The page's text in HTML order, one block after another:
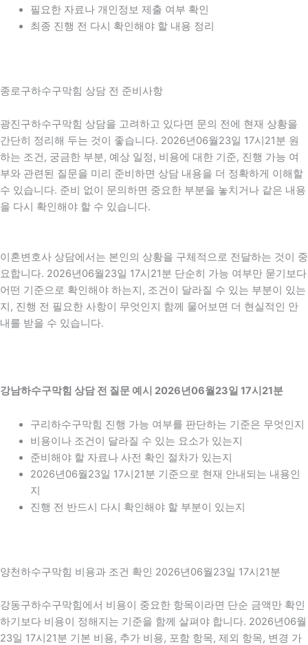
필요한 자료나 개인정보 제출 여부 확인
최종 진행 전 다시 확인해야 할 내용 정리
종로구하수구막힘 상담 전 준비사항
광진구하수구막힘 상담을 고려하고 있다면 문의 전에 현재 상황을
간단히 정리해 두는 것이 좋습니다. 2026년06월23일 17시21분 원
하는 조건, 궁금한 부분, 예상 일정, 비용에 대한 기준, 진행 가능 여
부와 관련된 질문을 미리 준비하면 상담 내용을 더 정확하게 이해할
수 있습니다. 준비 없이 문의하면 중요한 부분을 놓치거나 같은 내용
을 다시 확인해야 할 수 있습니다.
이혼변호사 상담에서는 본인의 상황을 구체적으로 전달하는 것이 중
요합니다. 2026년06월23일 17시21분 단순히 가능 여부만 묻기보다
어떤 기준으로 확인해야 하는지, 조건이 달라질 수 있는 부분이 있는
지, 진행 전 필요한 사항이 무엇인지 함께 물어보면 더 현실적인 안
내를 받을 수 있습니다.
강남하수구막힘 상담 전 질문 예시 2026년06월23일 17시21분
구리하수구막힘 진행 가능 여부를 판단하는 기준은 무엇인지
비용이나 조건이 달라질 수 있는 요소가 있는지
준비해야 할 자료나 사전 확인 절차가 있는지
2026년06월23일 17시21분 기준으로 현재 안내되는 내용인
지
진행 전 반드시 다시 확인해야 할 부분이 있는지
양천하수구막힘 비용과 조건 확인 2026년06월23일 17시21분
강동구하수구막힘에서 비용이 중요한 항목이라면 단순 금액만 확인
하기보다 비용이 정해지는 기준을 함께 살펴야 합니다. 2026년06월
23일 17시21분 기본 비용, 추가 비용, 포함 항목, 제외 항목, 변경 가